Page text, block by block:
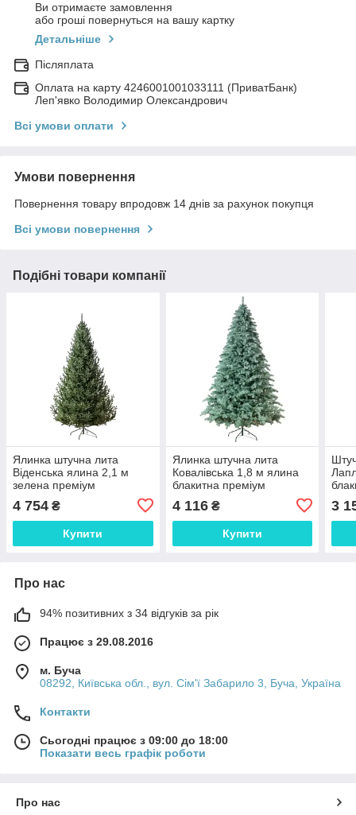
Ви отримаєте замовлення
або гроші повернуться на вашу картку
Детальніше
Післяплата
Оплата на карту 4246001001033111 (ПриватБанк)
Леп'явко Володимир Олександрович
Всі умови оплати
Умови повернення
Повернення товару впродовж 14 днів за рахунок покупця
Всі умови повернення
Подібні товари компанії
Ялинка штучна лита
Віденська ялина 2,1 м
зелена преміум
4 754 ₴
Купити
Ялинка штучна лита
Ковалівська 1,8 м ялина
блакитна преміум
4 116₴
Купити
3
Про нас
94% позитивних з 34 відгуків за рік
Працює з 29.08.2016
м. Буча
08292, Київська обл., вул. Сім'ї Забарило 3, Буча, Україна
Контакти
Сьогодні працює з 09:00 до 18:00
Показати весь графік роботи
Про нас